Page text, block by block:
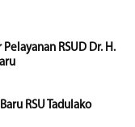
RSUD Dr. H.
RSU Tadulako